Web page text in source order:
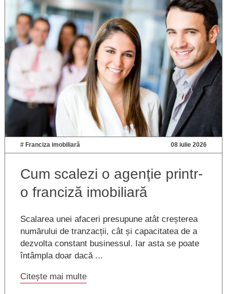
# Franciza imobiliară 08 iulie 2026
Cum scalezi o agenție printr-
o franciză imobiliară
Scalarea unei afaceri presupune atât creșterea
numărului de tranzacții, cât și capacitatea de a
dezvolta constant businessul. Iar asta se poate
întâmpla doar dacă ...
Citește mai multe